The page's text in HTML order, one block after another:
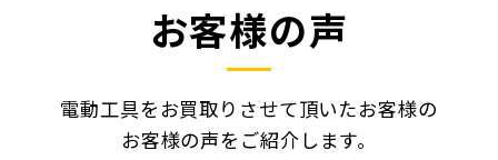
お客様の声
電動工具をお買取りさせて頂いたお客様の
お客様の声をご紹介します。